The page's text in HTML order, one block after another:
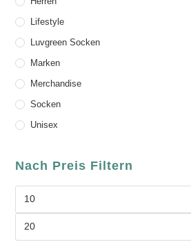
Lifestyle
Luvgreen Socken
Marken
Merchandise
Socken
Unisex
Nach Preis Filtern